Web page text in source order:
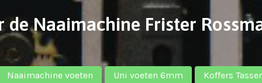
Naaimachine Frister
Naaimachine voeten Uni voeten 6mm Koffers